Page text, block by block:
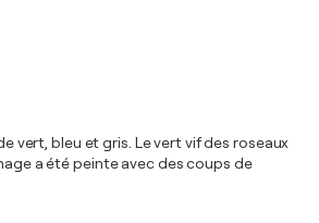
vert, bleu et gris. Le vert vif des roseaux
a été peinte avec des coups de